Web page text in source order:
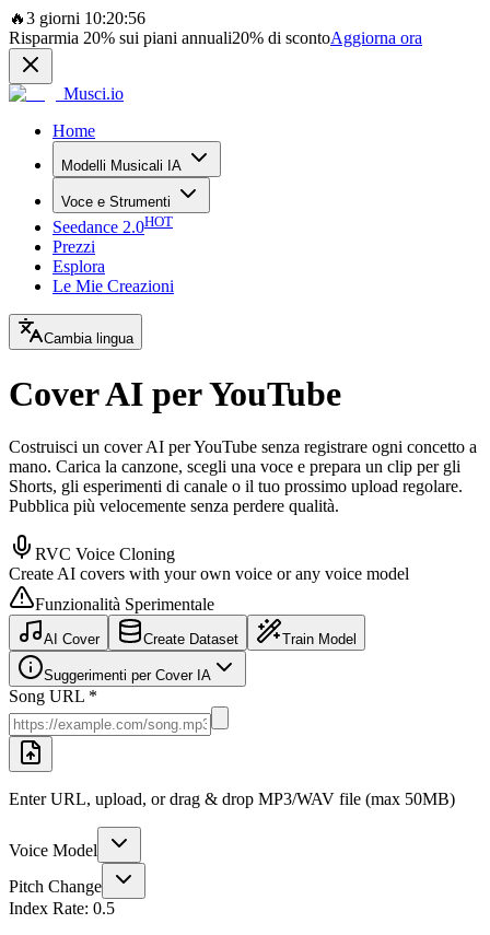
🔥3 giorni 10:20:56
Risparmia 20% sui piani annuali20% di scontoAggiorna ora
Musci.io
Home
Modelli Musicali IA
Voce e Strumenti
Seedance 2.0HOT
Prezzi
Esplora
Le Mie Creazioni
Cambia lingua
Cover AI per YouTube
Costruisci un cover AI per YouTube senza registrare ogni concetto a
mano. Carica la canzone, scegli una voce e prepara un clip per gli
Shorts, gli esperimenti di canale o il tuo prossimo upload regolare.
Pubblica più velocemente senza perdere qualità.
RVC Voice Cloning
Create AI covers with your own voice or any voice model
Funzionalità Sperimentale
AI Cover Create Dataset Train Model
Suggerimenti per Cover IA
Song URL *
Enter URL, upload, or drag & drop MP3/WAV file (max 50MB)
Voice Model
Pitch Change
Index Rate: 0.5